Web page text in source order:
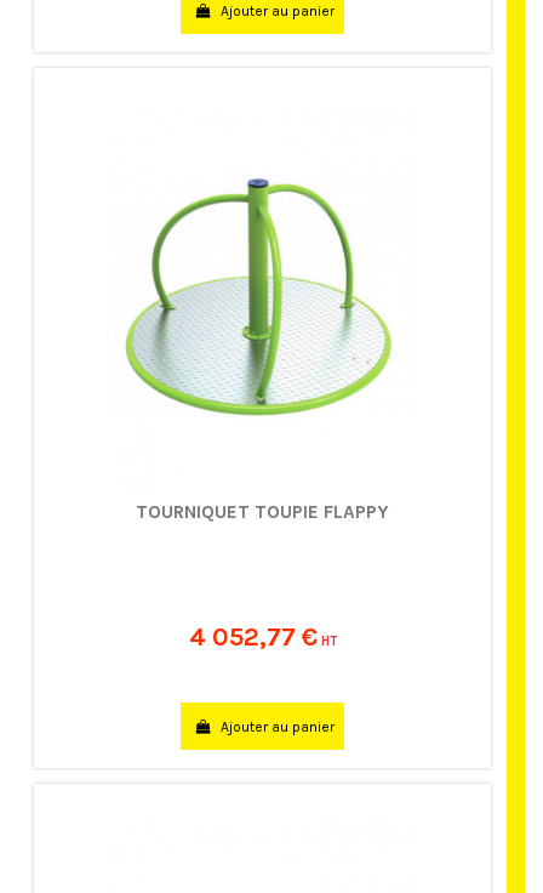
Ajouter au panier
TOURNIQUET TOUPIE FLAPPY
4 052,77 € HT
Ajouter au panier